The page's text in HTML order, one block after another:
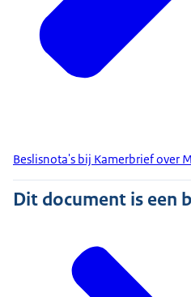
Beslisnota's bij Kamerbrief over
Dit document is een